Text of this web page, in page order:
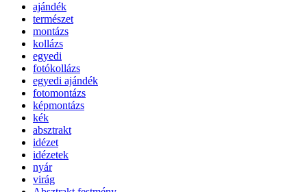
ajándék
természet
montázs
kollázs
egyedi
fotókollázs
egyedi ajándék
fotomontázs
képmontázs
kék
absztrakt
idézet
idézetek
nyár
virág